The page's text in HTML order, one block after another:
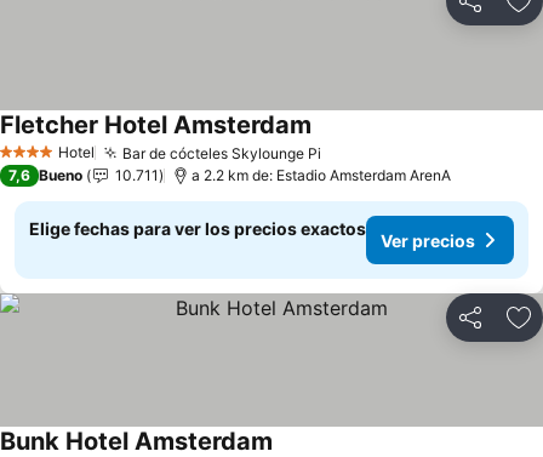
Compartir
4 EstrellasHotel Bar de cócteles Skylounge Pi
Fletcher Hotel Amsterdam
7,6 Bueno 10.711 a 2.2 km de: Estadio Amsterdam ArenA
Elige fechas para ver los precios exactos
Ver precios
Compartir
Bunk Hotel Amsterdam